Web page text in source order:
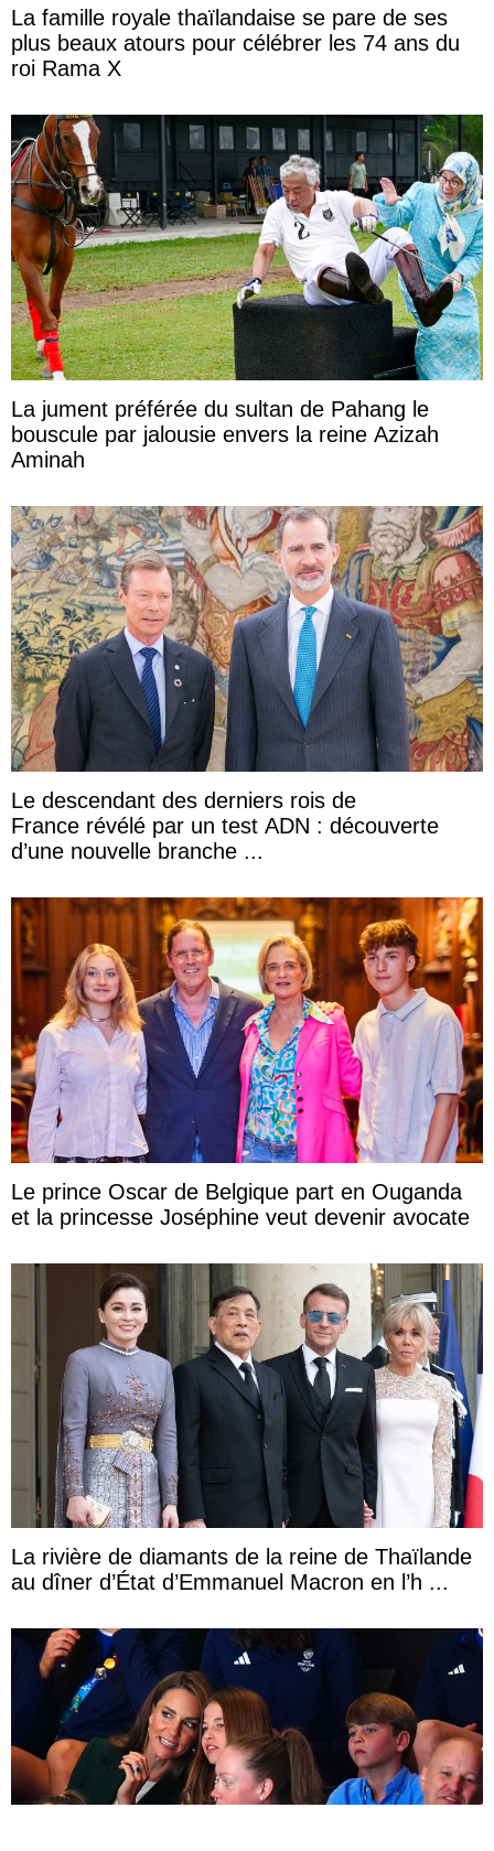
La famille royale thaïlandaise se pare de ses
plus beaux atours pour célébrer les 74 ans du
roi Rama X
La jument préférée du sultan de Pahang le
bouscule par jalousie envers la reine Azizah
Aminah
Le descendant des derniers rois de
France révélé par un test ADN : découverte
d’une nouvelle branche ...
Le prince Oscar de Belgique part en Ouganda
et la princesse Joséphine veut devenir avocate
La rivière de diamants de la reine de Thaïlande
au dîner d’État d’Emmanuel Macron en l’h ...